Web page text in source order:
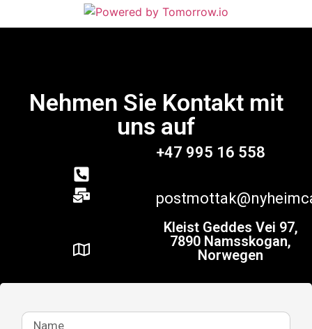
Nehmen Sie Kontakt mit
uns auf
+47 995 16 558
Kleist Geddes Vei 97,
7890 Namsskogan,
Norwegen